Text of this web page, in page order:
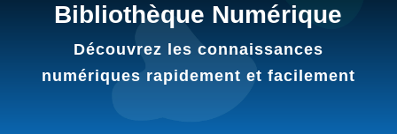
Bibliothèque Numérique
Découvrez les connaissances
numériques rapidement et facilement